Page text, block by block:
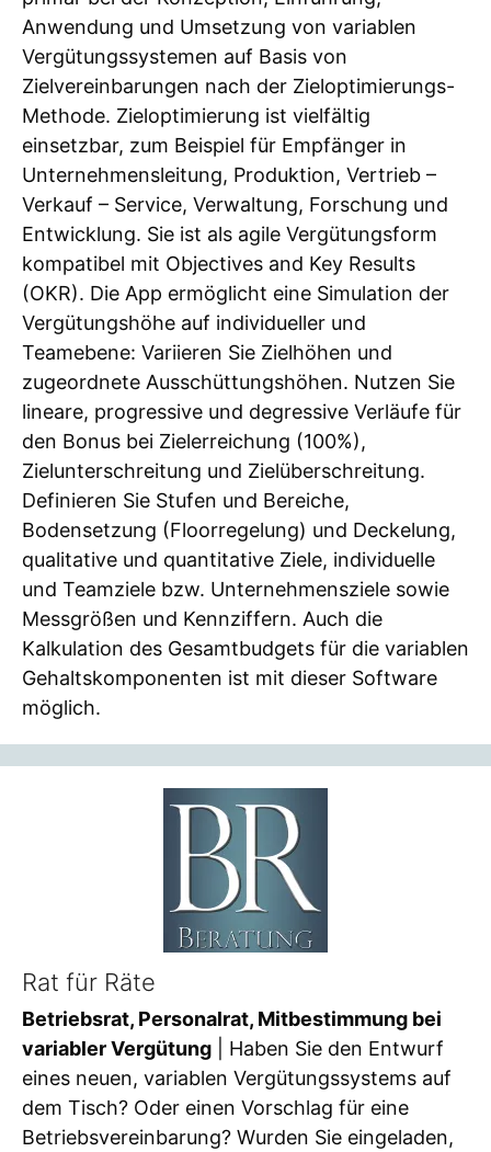
Anwendung und Umsetzung von variablen
Vergütungssystemen auf Basis von
Zielvereinbarungen nach der Zieloptimierungs-
Methode. Zieloptimierung ist vielfältig
einsetzbar, zum Beispiel für Empfänger in
Unternehmensleitung, Produktion, Vertrieb –
Verkauf – Service, Verwaltung, Forschung und
Entwicklung. Sie ist als agile Vergütungsform
kompatibel mit Objectives and Key Results
(OKR). Die App ermöglicht eine Simulation der
Vergütungshöhe auf individueller und
Teamebene: Variieren Sie Zielhöhen und
zugeordnete Ausschüttungshöhen. Nutzen Sie
lineare, progressive und degressive Verläufe für
den Bonus bei Zielerreichung (100%),
Zielunterschreitung und Zielüberschreitung.
Definieren Sie Stufen und Bereiche,
Bodensetzung (Floorregelung) und Deckelung,
qualitative und quantitative Ziele, individuelle
und Teamziele bzw. Unternehmensziele sowie
Messgrößen und Kennziffern. Auch die
Kalkulation des Gesamtbudgets für die variablen
Gehaltskomponenten ist mit dieser Software
möglich.
Rat für Räte
Betriebsrat, Personalrat, Mitbestimmung bei
variabler Vergütung | Haben Sie den Entwurf
eines neuen, variablen Vergütungssystems auf
dem Tisch? Oder einen Vorschlag für eine
Betriebsvereinbarung? Wurden Sie eingeladen,